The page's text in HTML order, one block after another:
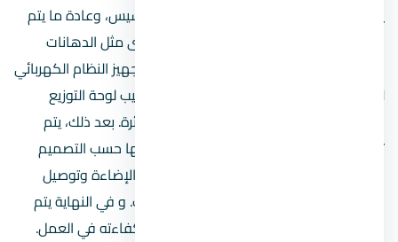
يتم التشطيب الكهربائي بعد الانتهاء من التأسيس، وعادة ما يتم
ذلك بعد الانتهاء من أعمال التشطيبات الأخرى مثل الدهانات
وتركيب الأرضيات. الهدف من التشطيب هو تجهيز النظام الكهربائي
للاستخدام الفعلي. في هذه المرحلة، يتم تركيب لوحة التوزيع
الكهربائية وربطها بالقواطع المناسبة لكل دائرة. بعد ذلك، يتم
تركيب المفاتيح والمقابس الكهربائية وتوزيعها حسب التصميم
المحدد في المخطط. أيضا يتم تركيب وحدات الإضاءة وتوصيل
الأجهزة الكهربائية مثل المكيفات والغسالات. و في النهاية يتم
اختبار النظام الكهربائي للتأكد من سلامته وكفاءته في العمل.